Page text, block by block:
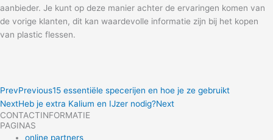
aanbieder. Je kunt op deze manier achter de ervaringen komen van
de vorige klanten, dit kan waardevolle informatie zijn bij het kopen
van plastic flessen.
PrevPrevious15 essentiële specerijen en hoe je ze gebruikt
NextHeb je extra Kalium en IJzer nodig?Next
CONTACTINFORMATIE
PAGINAS
online partners